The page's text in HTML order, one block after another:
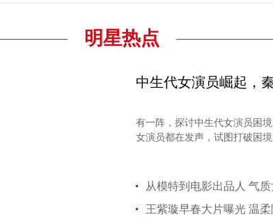
明星热点
中生代女演员崛起，
有一阵，探讨中生代女演员困
女演员都在发声，试图打破困境
从模特到电影出品人 气
王紫璇早春大片曝光 温